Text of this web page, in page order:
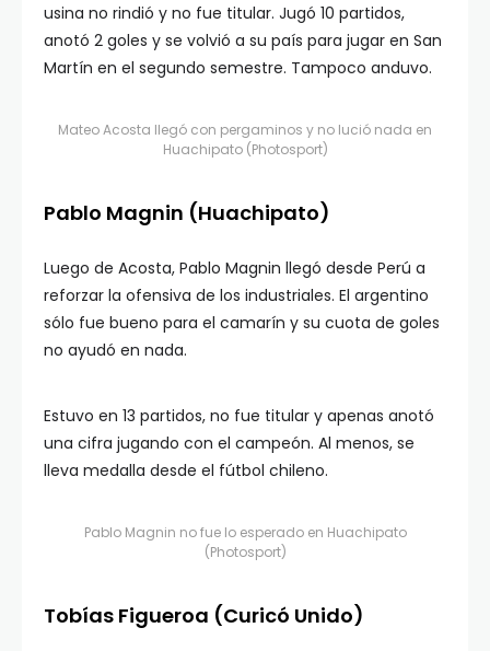
usina no rindió y no fue titular. Jugó 10 partidos,
anotó 2 goles y se volvió a su país para jugar en San
Martín en el segundo semestre. Tampoco anduvo.
Mateo Acosta llegó con pergaminos y no lució nada en
Huachipato (Photosport)
Pablo Magnin (Huachipato)
Luego de Acosta, Pablo Magnin llegó desde Perú a
reforzar la ofensiva de los industriales. El argentino
sólo fue bueno para el camarín y su cuota de goles
no ayudó en nada.
Estuvo en 13 partidos, no fue titular y apenas anotó
una cifra jugando con el campeón. Al menos, se
lleva medalla desde el fútbol chileno.
Pablo Magnin no fue lo esperado en Huachipato
(Photosport)
Tobías Figueroa (Curicó Unido)